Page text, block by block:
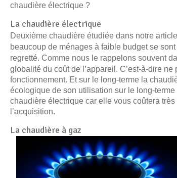
chaudière électrique ?
La chaudière électrique
Deuxième chaudière étudiée dans notre
beaucoup de ménages à faible budget se
regretté. Comme nous le rappelons souvent
globalité du coût de l’appareil. C’est-à-dire
fonctionnement. Et sur le long-terme la
écologique de son utilisation sur le long-
chaudière électrique car elle vous coûtera
l’acquisition.
La chaudière à gaz